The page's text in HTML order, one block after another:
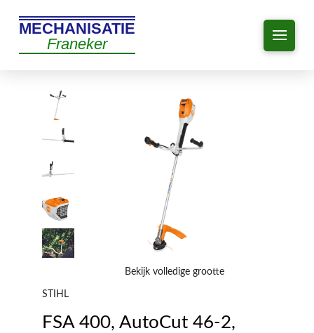
MECHANISATIE
Franeker
Bekijk volledige grootte
STIHL
FSA 400, AutoCut 46-2,